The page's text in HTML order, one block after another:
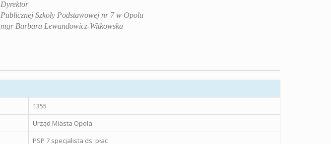
Dyrektor
Publicznej Szkoły Podstawowej nr 7 w Opolu
mgr Barbara Lewandowicz-Witkowska
1355
Urząd Miasta Opola
PSP 7 specjalista ds. płac